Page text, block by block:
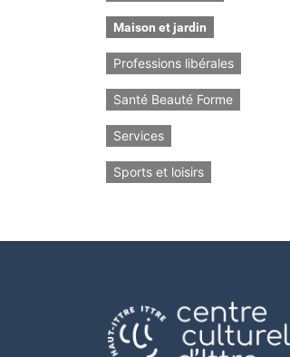
Maison et jardin
Professions libérales
Santé Beauté Forme
Services
Sports et loisirs